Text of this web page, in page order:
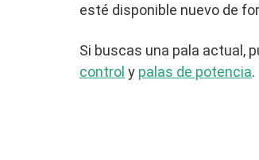
esté disponible nuevo de
Si buscas una pala actual,
control y palas de potencia.